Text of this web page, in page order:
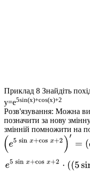
Приклад 8 Знайдіть
y=e5sin(x)+cos(x)+2
Розв'язування: Можна
позначити за нову
змінній помножити на